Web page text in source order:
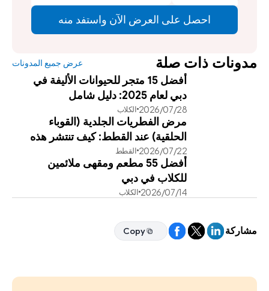
مدونات ذات صلة عرض جميع المدونات
أفضل 15 متجر للحيوانات الأليفة في
دبي لعام 2025: دليل شامل
28‏/07‏/2026
الكلاب
مرض الفطريات الجلدية (القوباء
الحلقية) عند القطط: كيف تنتشر هذه
العدوى وطرق علاجها الفعالة
22‏/07‏/2026
القطط
أفضل 55 مطعم ومقهى ملائمين
للكلاب في دبي
14‏/07‏/2026 الكلاب
احصل على العرض الآن واستفد منه
مشاركة Copy
Copy